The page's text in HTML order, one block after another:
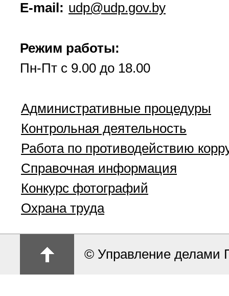
E-mail: udp@udp.gov.by
Режим работы:
Пн-Пт с 9.00 до 18.00
Административные процедуры
Контрольная деятельность
Работа по противодействию
Справочная информация
Конкурс фотографий
Охрана труда
© Управление делами